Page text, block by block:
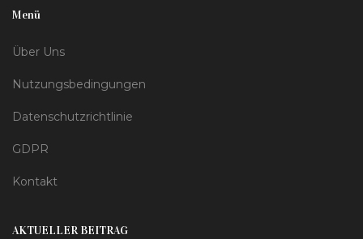
Menü
Über Uns
Nutzungsbedingungen
Datenschutzrichtlinie
GDPR
Kontakt
AKTUELLER BEITRAG